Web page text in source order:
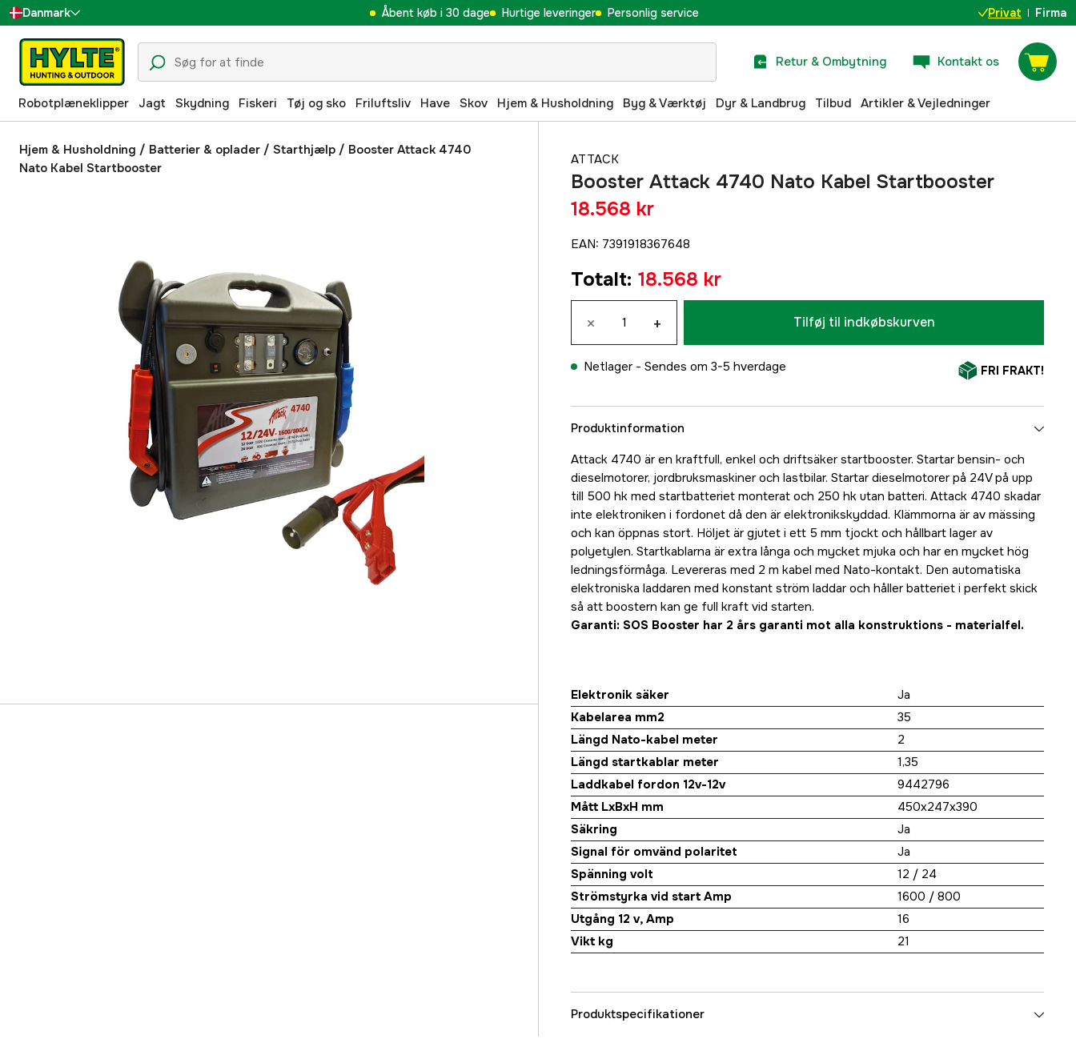
Danmark
Sverige
Suomi
Norge
Deutschland
Åbent køb i 30 dage Hurtige leveringer Personlig service Privat Firma
Retur & Ombytning Kontakt os
Robotplæneklipper Jagt Skydning Fiskeri Tøj og sko Friluftsliv Have Skov Hjem & Husholdning Byg & Værktøj Dyr & Landbrug Tilbud Artikler & Vejledninger
Hjem & Husholdning / Batterier & oplader / Starthjælp / Booster Attack 4740
Nato Kabel Startbooster
ATTACK
Booster Attack 4740 Nato Kabel Startbooster
18.568 kr
EAN: 7391918367648
Totalt: 18.568 kr
× + Tilføj til indkøbskurven
Netlager - Sendes om 3-5 hverdage FRI FRAKT!
Produktinformation
Attack 4740 är en kraftfull, enkel och driftsäker startbooster. Startar bensin- och
dieselmotorer, jordbruksmaskiner och lastbilar. Startar dieselmotorer på 24V på upp
till 500 hk med startbatteriet monterat och 250 hk utan batteri. Attack 4740 skadar
inte elektroniken i fordonet då den är elektronikskyddad. Klämmorna är av mässing
och kan öppnas stort. Höljet är gjutet i ett 5 mm tjockt och hållbart lager av
polyetylen. Startkablarna är extra långa och mycket mjuka och har en mycket hög
ledningsförmåga. Levereras med 2 m kabel med Nato-kontakt. Den automatiska
elektroniska laddaren med konstant ström laddar och håller batteriet i perfekt skick
så att boostern kan ge full kraft vid starten.
Garanti: SOS Booster har 2 års garanti mot alla konstruktions - materialfel.
Elektronik säker
Ja
Kabelarea mm2
35
Längd Nato-kabel meter
2
Längd startkablar meter
1,35
Laddkabel fordon 12v-12v
9442796
Mått LxBxH mm
450x247x390
Säkring
Ja
Signal för omvänd polaritet
Ja
Spänning volt
12 / 24
Strömstyrka vid start Amp
1600 / 800
Utgång 12 v, Amp
16
Vikt kg
21
Produktspecifikationer